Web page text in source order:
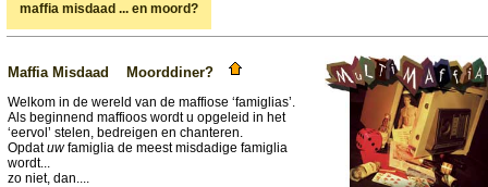
maffia misdaad ... en moord?
Maffia Misdaad Moorddiner?
Welkom in de wereld van de maffiose ‘famiglias’.
Als beginnend maffioos wordt u opgeleid in het
‘eervol’ stelen, bedreigen en chanteren.
Opdatuwfamiglia de meest misdadige famiglia
wordt...
zo niet, dan....